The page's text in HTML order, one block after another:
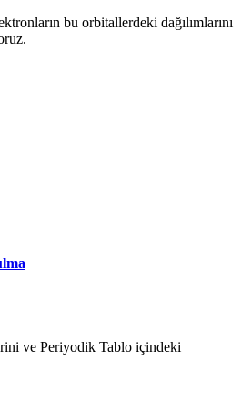
bu orbitallerdeki dağılımlarını
ve Periyodik Tablo içindeki